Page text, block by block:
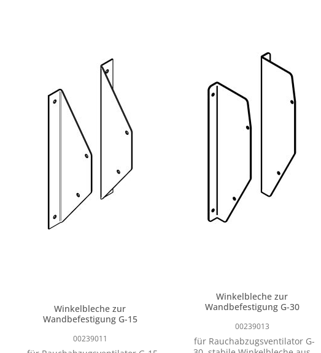
Winkelbleche zur
Wandbefestigung G-15
00239011
Winkelbleche zur
Wandbefestigung G-30
00239013
für Rauchabzugsventilator G-